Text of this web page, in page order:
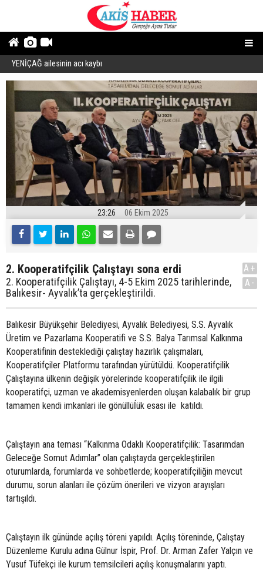
YENİÇAĞ ailesinin acı kaybı
23:26 06 Ekim 2025
2. Kooperatifçilik Çalıştayı sona erdi
2. Kooperatifçilik Çalıştayı, 4-5 Ekim 2025 tarihlerinde,
Balıkesir- Ayvalık’ta gerçekleştirildi.
A+
A-
Balıkesir Büyükşehir Belediyesi, Ayvalık Belediyesi, S.S. Ayvalık
Üretim ve Pazarlama Kooperatifi ve S.S. Balya Tarımsal Kalkınma
Kooperatifinin desteklediği çalıştay hazırlık çalışmaları,
Kooperatifçiler Platformu tarafından yürütüldü. Kooperatifçilik
Çalıştayına ülkenin değişik yörelerinde kooperatifçilik ile ilgili
kooperatifçi, uzman ve akademisyenlerden oluşan kalabalık bir grup
tamamen kendi imkanlari ile gönüllüĺük esası ile katıldı.
Çalıştayın ana teması “Kalkınma Odaklı Kooperatifçilik: Tasarımdan
Geleceğe Somut Adımlar” olan çalıştayda gerçekleştirilen
oturumlarda, forumlarda ve sohbetlerde; kooperatifçiliğin mevcut
durumu, sorun alanları ile çözüm önerileri ve vizyon arayışları
tartışıldı.
Çalıştayın ilk gününde açılış töreni yapıldı. Açılış töreninde, Çalıştay
Düzenleme Kurulu adına Gülnur İspir, Prof. Dr. Arman Zafer Yalçın ve
Yusuf Tüfekçi ile kurum temsilcileri açılış konuşmalarını yaptı.